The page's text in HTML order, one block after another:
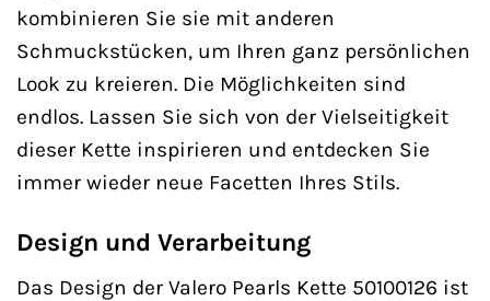
kombinieren Sie sie mit anderen
Schmuckstücken, um Ihren ganz persönlichen
Look zu kreieren. Die Möglichkeiten sind
endlos. Lassen Sie sich von der Vielseitigkeit
dieser Kette inspirieren und entdecken Sie
immer wieder neue Facetten Ihres Stils.
Design und Verarbeitung
Das Design der Valero Pearls Kette 50100126 ist